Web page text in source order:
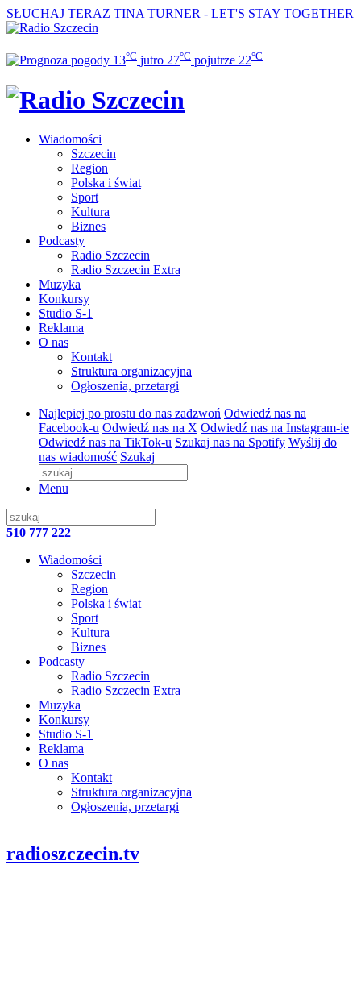
SŁUCHAJ TERAZ TINA TURNER - LET'S STAY TOGETHER
13°C jutro 27°C pojutrze 22°C
Wiadomości
Szczecin
Region
Polska i świat
Sport
Kultura
Biznes
Podcasty
Radio Szczecin
Radio Szczecin Extra
Muzyka
Konkursy
Studio S-1
Reklama
O nas
Kontakt
Struktura organizacyjna
Ogłoszenia, przetargi
Najlepiej po prostu do nas zadzwoń Odwiedź nas na
Facebook-u Odwiedź nas na X Odwiedź nas na Instagram-ie
Odwiedź nas na TikTok-u Szukaj nas na Spotify Wyślij do
nas wiadomość Szukaj
Menu
510 777 222
Wiadomości
Szczecin
Region
Polska i świat
Sport
Kultura
Biznes
Podcasty
Radio Szczecin
Radio Szczecin Extra
Muzyka
Konkursy
Studio S-1
Reklama
O nas
Kontakt
Struktura organizacyjna
Ogłoszenia, przetargi
radioszczecin.tv